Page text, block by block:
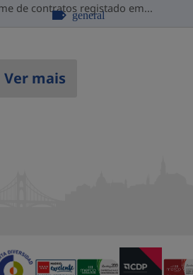
de contratos registado em...
general
Ver mais